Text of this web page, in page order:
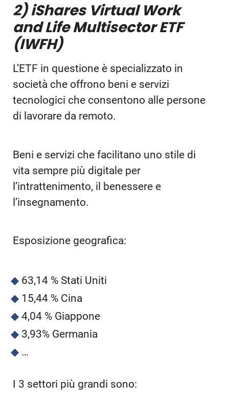
2) iShares Virtual Work
and Life Multisector ETF
(IWFH)
L’ETF in questione è specializzato in
società che offrono beni e servizi
tecnologici che consentono alle persone
di lavorare da remoto.
Beni e servizi che facilitano uno stile di
vita sempre più digitale per
l’intrattenimento, il benessere e
l’insegnamento.
Esposizione geografica:
63,14 % Stati Uniti
15,44 % Cina
4,04 % Giappone
3,93% Germania
…
I 3 settori più grandi sono: